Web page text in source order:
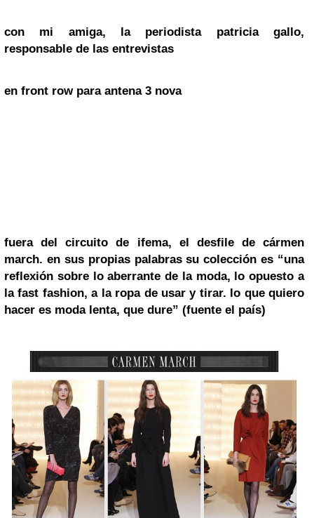
con mi amiga, la periodista patricia gallo,
responsable de las entrevistas
en front row para antena 3 nova
fuera del circuito de ifema, el desfile de cármen
march. en sus propias palabras su colección es “una
reflexión sobre lo aberrante de la moda, lo opuesto a
la fast fashion, a la ropa de usar y tirar. lo que quiero
hacer es moda lenta, que dure” (fuente el país)